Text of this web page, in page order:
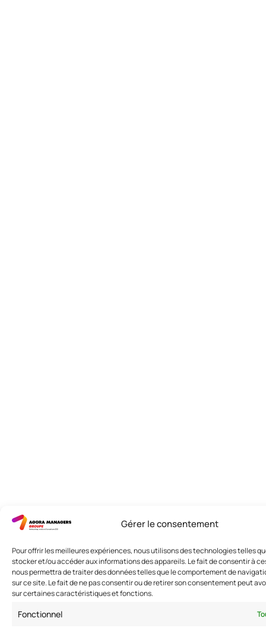
Gérer le consentement
Pour offrir les meilleures expériences, nous utilisons des technologies telles
stocker et/ou accéder aux informations des appareils. Le fait de consentir à
nous permettra de traiter des données telles que le comportement de
sur ce site. Le fait de ne pas consentir ou de retirer son consentement peut
sur certaines caractéristiques et fonctions.
Fonctionnel